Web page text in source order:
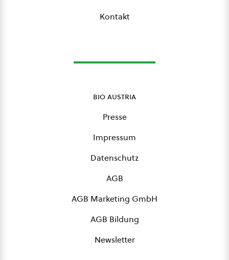
Kontakt
bio austria
Presse
Impressum
Datenschutz
AGB
AGB Marketing GmbH
AGB Bildung
Newsletter